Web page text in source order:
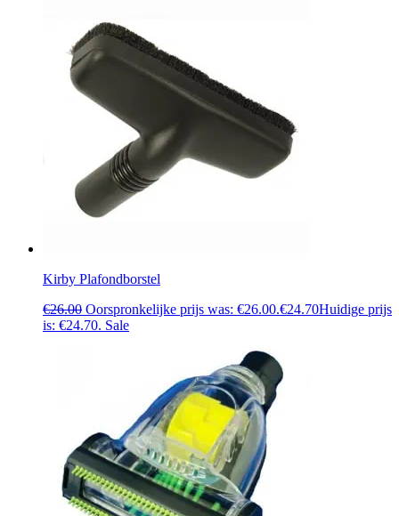
Kirby Plafondborstel
€26.00 Oorspronkelijke prijs was: €26.00.€24.70Huidige prijs
is: €24.70. Sale